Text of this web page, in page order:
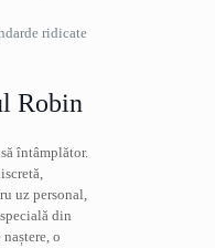
ridicate
Robin
întâmplător.
uz personal,
din
o